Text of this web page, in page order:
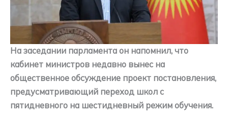
На заседании парламента он напомнил, что
кабинет министров недавно вынес на
общественное обсуждение проект постановления,
предусматривающий переход школ с
пятидневного на шестидневный режим обучения.